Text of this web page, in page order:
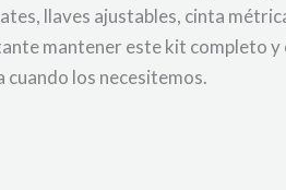
llaves ajustables, cinta
mantener este kit completo y
los necesitemos.